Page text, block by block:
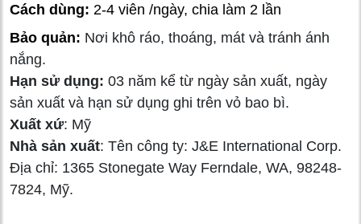
Cách dùng: 2-4 viên /ngày, chia làm 2 lần
Bảo quản: Nơi khô ráo, thoáng, mát và tránh ánh
nắng.
Hạn sử dụng: 03 năm kể từ ngày sản xuất, ngày
sản xuất và hạn sử dụng ghi trên vỏ bao bì.
Xuất xứ: Mỹ
Nhà sản xuất: Tên công ty: J&E International Corp.
Địa chỉ: 1365 Stonegate Way Ferndale, WA, 98248-
7824, Mỹ.